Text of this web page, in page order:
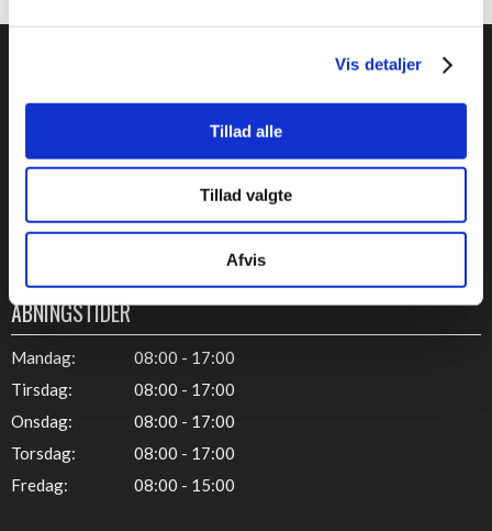
Vis detaljer
Tillad alle
Tillad valgte
Afvis
8653 Them
ÅBNINGSTIDER
Mandag:​
08:00 - 17:00​
​Tirsdag:​
08:00 - 17:00​
​Onsdag:​
08:00 - 17:00​
​Torsdag:​
08:00 - 17:00​
​Fredag:​
08:00 - 15:00​